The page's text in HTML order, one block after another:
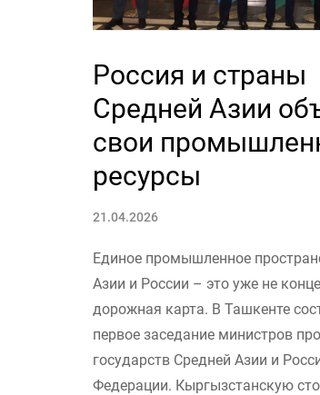
Россия и страны
Средней Азии
свои
ресурсы
21.04.2026
Единое промышленное
Азии и России – это уже не
дорожная карта. В Ташкенте
первое заседание министров
государств Средней Азии и
Федерации. Кыргызстанскую